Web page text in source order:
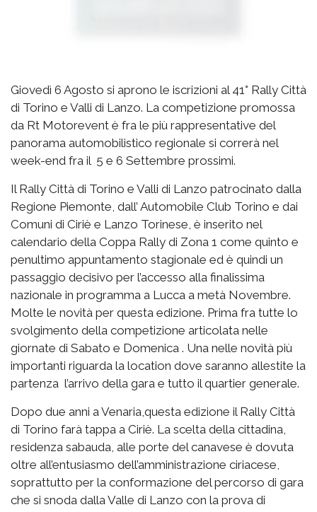
Giovedì 6 Agosto si aprono le iscrizioni al 41° Rally Città
di Torino e Valli di Lanzo. La competizione promossa
da Rt Motorevent è fra le più rappresentative del
panorama automobilistico regionale si correrà nel
week-end fra il 5 e 6 Settembre prossimi.
Il Rally Città di Torino e Valli di Lanzo patrocinato dalla
Regione Piemonte, dall’ Automobile Club Torino e dai
Comuni di Ciriè e Lanzo Torinese, è inserito nel
calendario della Coppa Rally di Zona 1 come quinto e
penultimo appuntamento stagionale ed è quindi un
passaggio decisivo per l’accesso alla finalissima
nazionale in programma a Lucca a metà Novembre.
Molte le novità per questa edizione. Prima fra tutte lo
svolgimento della competizione articolata nelle
giornate di Sabato e Domenica . Una nelle novità più
importanti riguarda la location dove saranno allestite la
partenza l’arrivo della gara e tutto il quartier generale.
Dopo due anni a Venaria,questa edizione il Rally Città
di Torino farà tappa a Ciriè. La scelta della cittadina,
residenza sabauda, alle porte del canavese è dovuta
oltre all’entusiasmo dell’amministrazione ciriacese,
soprattutto per la conformazione del percorso di gara
che si snoda dalla Valle di Lanzo con la prova di